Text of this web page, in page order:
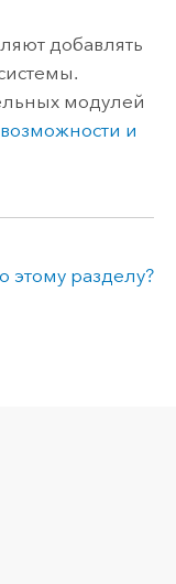
добавлять
модулей
и
этому разделу?